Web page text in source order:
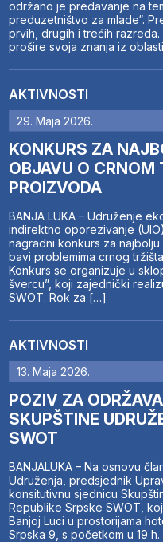
održano je predavanje na
preduzetništvo za mlade“.
prvih, drugih i trećih
prošire svoja znanja iz
AKTIVNOSTI
29. Maja 2026.
KONKURS ZA
OBJAVU O CRNOM
PROIZVODA
BANJA LUKA – Udruženje
indirektno oporezivanje
nagradni konkurs za
bavi problemima crnog
Konkurs se organizuje u
švercu”, koji zajednički
SWOT. Rok za […]
AKTIVNOSTI
13. Maja 2026.
POZIV ZA
SKUPŠTINE
SWOT
BANJALUKA – Na osnovu
Udruženja, predsjednik
konsitutivnu sjednicu
Republike Srpske SWOT,
Banjoj Luci u prostorijama
Srpska 9, s početkom u 19